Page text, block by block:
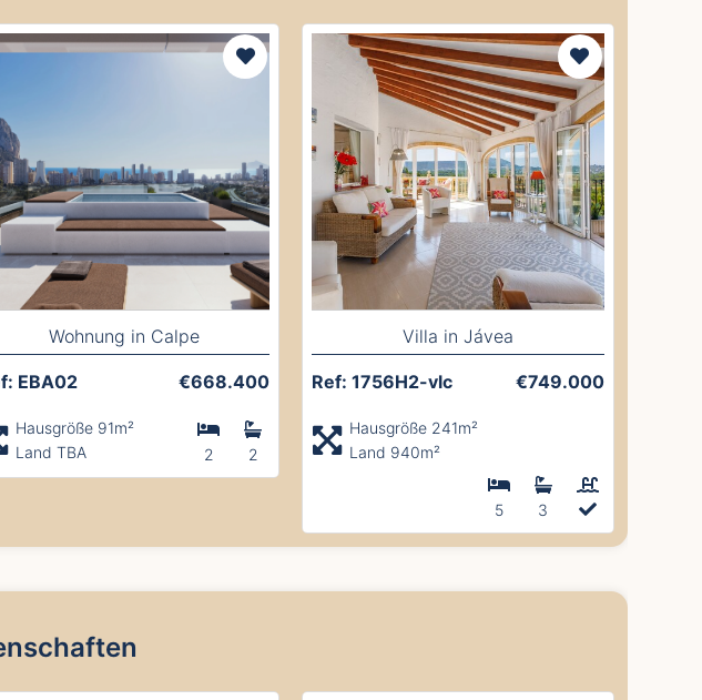
Wohnung in Calpe
EBA02 €668.400
Hausgröße 91m²
Land TBA
2 2
Villa in Jávea
Ref: 1756H2-vlc €749.000
Hausgröße 241m²
Land 940m²
5 3